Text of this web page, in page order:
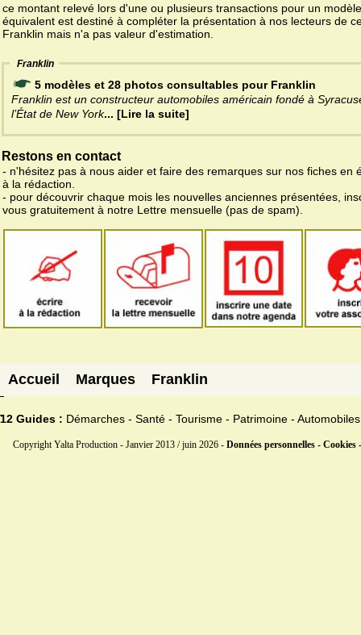
ce montant relevé lors d'une ou plusieurs transactions pour un modèle
équivalent est destiné à compléter la présentation à nos lecteurs de
Franklin mais n'a pas valeur d'estimation.
Franklin
5 modèles et 28 photos consultables pour Franklin
Franklin est un constructeur automobiles américain fondé à
l’État de New York... [Lire la suite]
Restons en contact
- n'hésitez pas à nous aider et faire des remarques sur nos fiches en
à la rédaction.
- pour découvrir chaque mois les nouvelles anciennes présentées,
vous gratuitement à notre Lettre mensuelle (pas de spam).
Accueil Marques Franklin
12 Guides : Démarches - Santé - Tourisme - Patrimoine - Automobiles
Copyright Yalta Production - Janvier 2013 / juin 2026 - Données personnelles - Cookies